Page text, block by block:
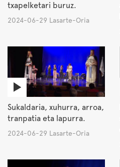
txapelketari buruz.
2024-06-29 Lasarte-Oria
Sukaldaria, xuhurra, arroa,
tranpatia eta lapurra.
2024-06-29 Lasarte-Oria